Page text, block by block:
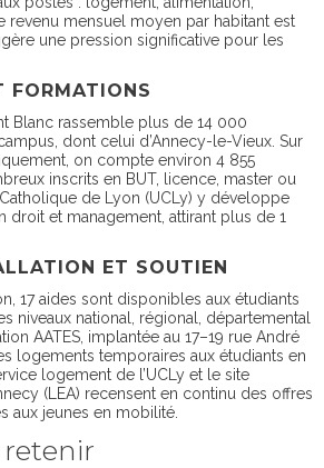
revenu mensuel moyen par habitant est
une pression significative pour les
FORMATIONS
Blanc rassemble plus de 14 000
dont celui d’Annecy-le-Vieux. Sur
on compte environ 4 855
inscrits en BUT, licence, master ou
Catholique de Lyon (UCLy) y développe
droit et management, attirant plus de 1
ET SOUTIEN
17 aides sont disponibles aux étudiants
niveaux national, régional, départemental
AATES, implantée au 17–19 rue André
logements temporaires aux étudiants en
logement de l’UCLy et le site
(LEA) recensent en continu des offres
aux jeunes en mobilité.
retenir